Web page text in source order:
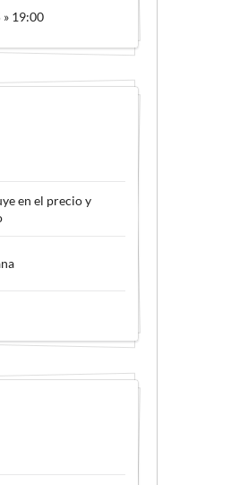
19:00
en el precio y